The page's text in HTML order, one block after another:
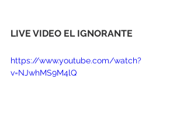
LIVE VIDEO EL IGNORANTE
https://www.youtube.com/watch?
v=NJwhMS9M4lQ